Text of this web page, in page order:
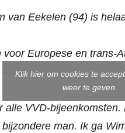
van Eekelen (94) is
Europese en trans-
alle VVD-bijeenkomsten.
man. Ik ga
Klik hier om cookies te
weer te geven.